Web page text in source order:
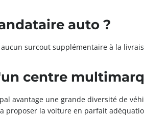
auto ?
surcout supplémentaire à la
centre
avantage une grande diversité de
la voiture en parfait